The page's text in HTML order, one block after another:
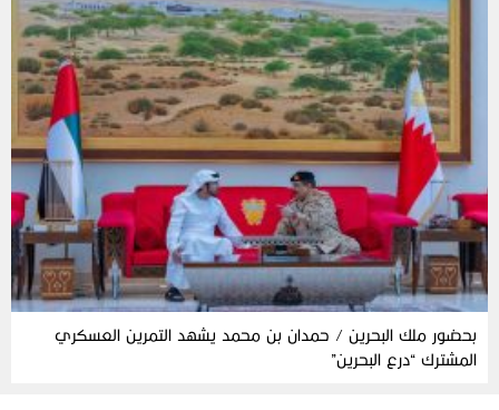
بحضور ملك البحرين / حمدان بن محمد يشهد التمرين العسكري
المشترك “درع البحرين”